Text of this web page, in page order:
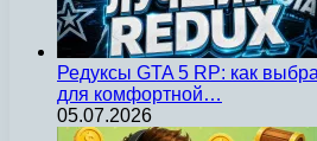
Редуксы GTA 5 RP: как
для комфортной…
05.07.2026